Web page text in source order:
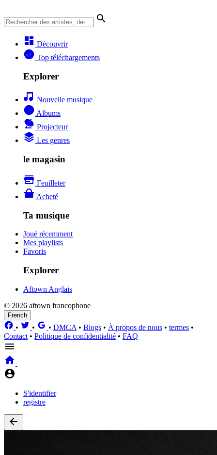
Découvrir
Top téléchargements
Explorer
Nouvelle musique
Albums
Projecteur
Les genres
le magasin
Feuilleter
Acheté
Ta musique
Joué récemment
Mes playlists
Favoris
Explorer
Aftown Anglais
© 2026 aftown francophone
French
• • • DMCA • Blogs • À propos de nous • termes •
Contact • Politique de confidentialité • FAQ
S'identifier
registre